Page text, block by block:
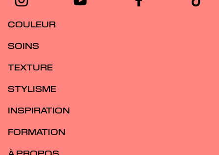
COULEUR
SOINS
TEXTURE
STYLISME
INSPIRATION
FORMATION